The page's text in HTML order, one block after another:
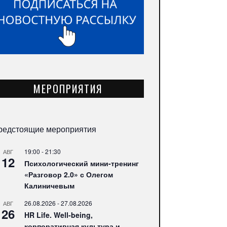
МЕРОПРИЯТИЯ
мероприятия
АВГ
12
19:00 -21:30
Психологический мини-тренинг
«Разговор 2.0» с Олегом
Калиничевым
АВГ
26
26.08.2026 -27.08.2026
HR Life. Well-being,